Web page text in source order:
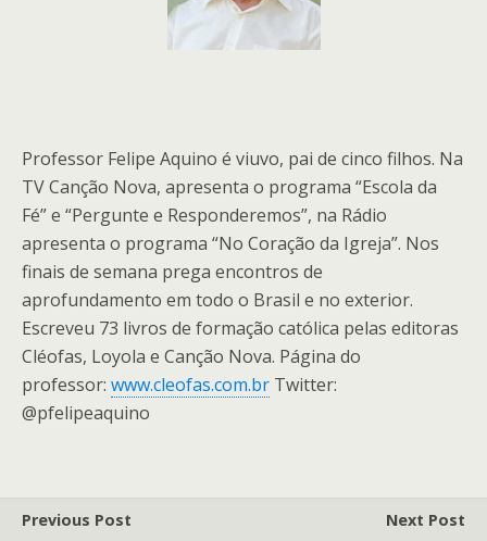
Professor Felipe Aquino é viuvo, pai de cinco filhos. Na
TV Canção Nova, apresenta o programa “Escola da
Fé” e “Pergunte e Responderemos”, na Rádio
apresenta o programa “No Coração da Igreja”. Nos
finais de semana prega encontros de
aprofundamento em todo o Brasil e no exterior.
Escreveu 73 livros de formação católica pelas editoras
Cléofas, Loyola e Canção Nova. Página do
professor: www.cleofas.com.br Twitter:
@pfelipeaquino
Previous Post
Next Post